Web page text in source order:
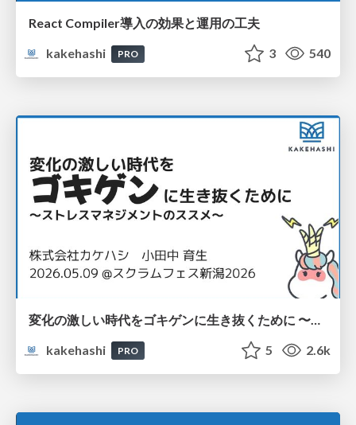
React Compiler導入の効果と運用の工夫
kakehashi
PRO 3 540
kakehashi
PRO 5 2.6k